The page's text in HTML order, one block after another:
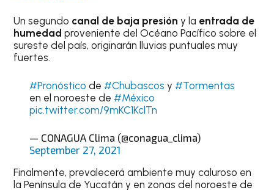
Un segundo canal de baja presión y la entrada de
humedad proveniente del Océano Pacífico sobre el
sureste del país, originarán lluvias puntuales muy
fuertes.
#Pronóstico de #Chubascos y #Tormentas
en el noroeste de #México
pic.twitter.com/9mKC1KclTn
— CONAGUA Clima (@conagua_clima)
September 27, 2021
Finalmente, prevalecerá ambiente muy caluroso en
la Península de Yucatán y en zonas del noroeste de